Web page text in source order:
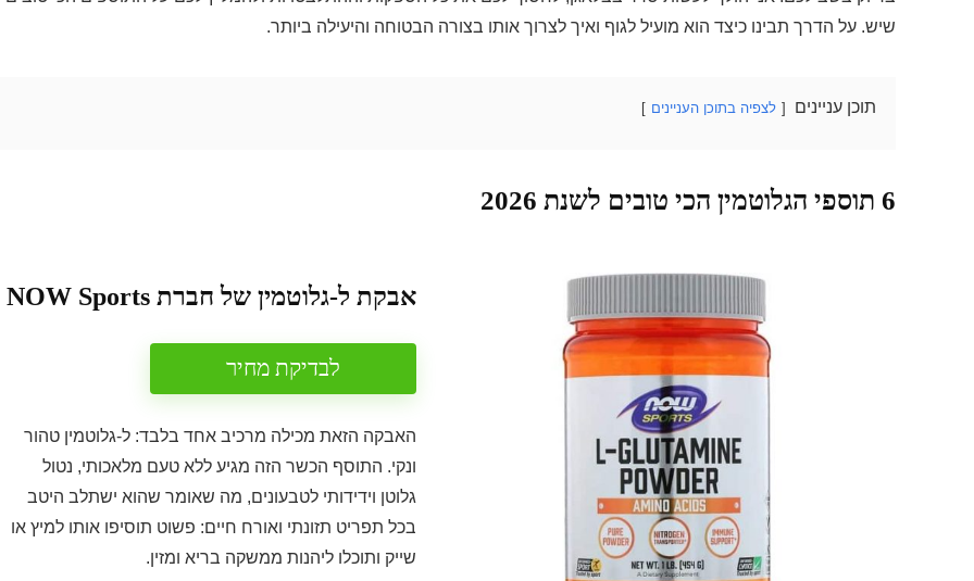
שיש. על הדרך תבינו כיצד הוא מועיל לגוף ואיך לצרוך אותו בצורה הבטוחה והיעילה ביותר.
תוכן עניינים לצפיה בתוכן העניינים
6 תוספי הגלוטמין הכי טובים לשנת 2026
אבקת ל-גלוטמין של חברת NOW Sports
לבדיקת מחיר
האבקה הזאת מכילה מרכיב אחד בלבד: ל-גלוטמין טהור
ונקי. התוסף הכשר הזה מגיע ללא טעם מלאכותי, נטול
גלוטן וידידותי לטבעונים, מה שאומר שהוא ישתלב היטב
בכל תפריט תזונתי ואורח חיים: פשוט תוסיפו אותו למיץ או
שייק ותוכלו ליהנות ממשקה בריא ומזין.